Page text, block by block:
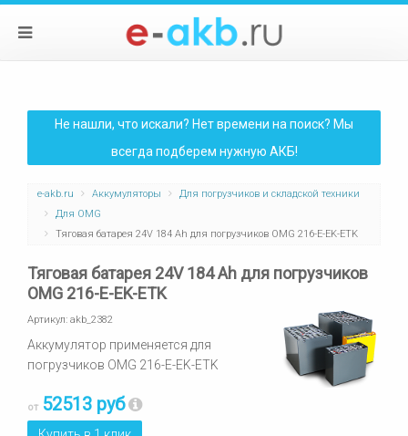
Не нашли, что искали? Нет времени на поиск? Мы
всегда подберем нужную АКБ!
e-akb.ru Аккумуляторы
Для погрузчиков и складской техники
Для OMG
Тяговая батарея 24V 184 Ah для погрузчиков OMG 216-E-EK-ETK
Тяговая батарея 24V 184 Ah для погрузчиков
OMG 216-E-EK-ETK
Артикул: akb_2382
Аккумулятор применяется для
погрузчиков OMG 216-E-EK-ETK
от 52513 руб